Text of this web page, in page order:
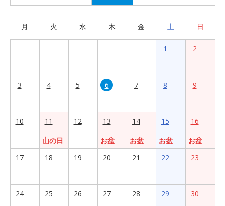
月 火 水 木 金 土 日
1 2
3 4 5 6 7 8 9
10
11
山の日
12
13
お盆
14
お盆
15
お盆
16
お盆
17
18 19 20 21 22 23
24 25 26 27 28 29 30